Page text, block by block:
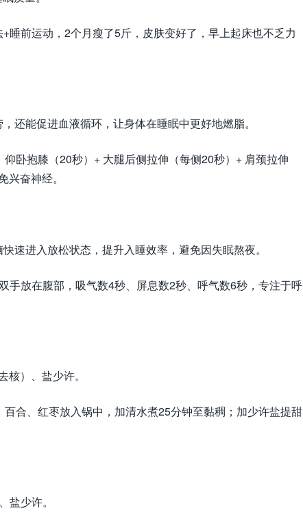
睡前运动，2个月瘦了5斤，皮肤变好了，早上起床也不乏力
还能促进血液循环，让身体在睡眠中更好地燃脂。
卧抱膝（20秒）+ 大腿后侧拉伸（每侧20秒）+ 肩颈拉伸
兴奋神经。
速进入放松状态，提升入睡效率，避免因失眠熬夜。
手放在腹部，吸气数4秒、屏息数2秒、呼气数6秒，专注于呼
）、盐少许。
合、红枣放入锅中，加清水煮25分钟至黏稠；加少许盐提甜
少许。